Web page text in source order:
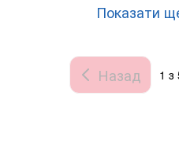
Показати
Назад 1 з